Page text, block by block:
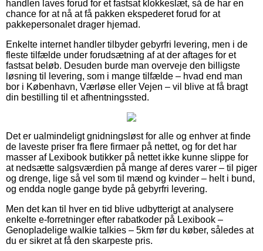
handlen laves forud for et fastsat klokkeslæt, så de har en
chance for at nå at få pakken ekspederet forud for at
pakkepersonalet drager hjemad.
Enkelte internet handler tilbyder gebyrfri levering, men i de
fleste tilfælde under forudsætning af at der aftages for et
fastsat beløb. Desuden burde man overveje den billigste
løsning til levering, som i mange tilfælde – hvad end man
bor i København, Værløse eller Vejen – vil blive at få bragt
din bestilling til et afhentningssted.
Det er ualmindeligt gnidningsløst for alle og enhver at finde
de laveste priser fra flere firmaer på nettet, og for det har
masser af Lexibook butikker på nettet ikke kunne slippe for
at nedsætte salgsværdien på mange af deres varer – til piger
og drenge, lige så vel som til mænd og kvinder – helt i bund,
og endda nogle gange byde på gebyrfri levering.
Men det kan til hver en tid blive udbytterigt at analysere
enkelte e-forretninger efter rabatkoder på Lexibook –
Genopladelige walkie talkies – 5km før du køber, således at
du er sikret at få den skarpeste pris.